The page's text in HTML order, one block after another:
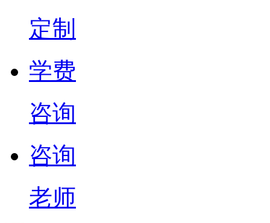
定制
学费
咨询
咨询
老师